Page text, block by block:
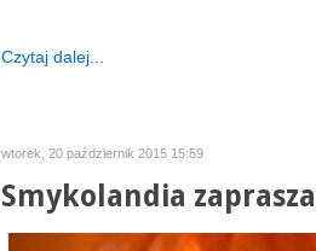
Czytaj dalej...
wtorek, 20 październik 2015 15:59
Smykolandia